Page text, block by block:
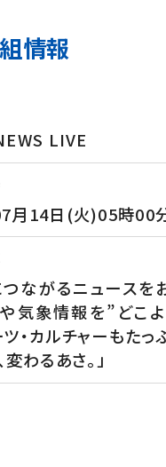
情報
LIVE
月14日(火)05時00
ながるニュースを
気象情報を”どこ
ツ・カルチャーもたっ
わるあさ。」